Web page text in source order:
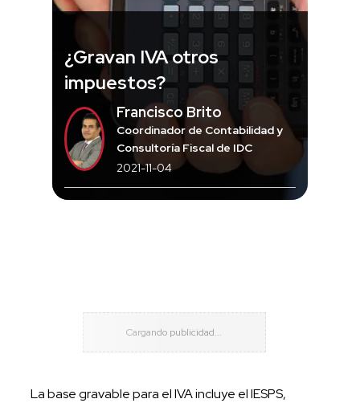
¿Gravan IVA otros
impuestos?
Francisco Brito
Coordinador de Contabilidad y
Consultoría Fiscal de IDC
2021-11-04
La base gravable para el IVA incluye el IESPS,